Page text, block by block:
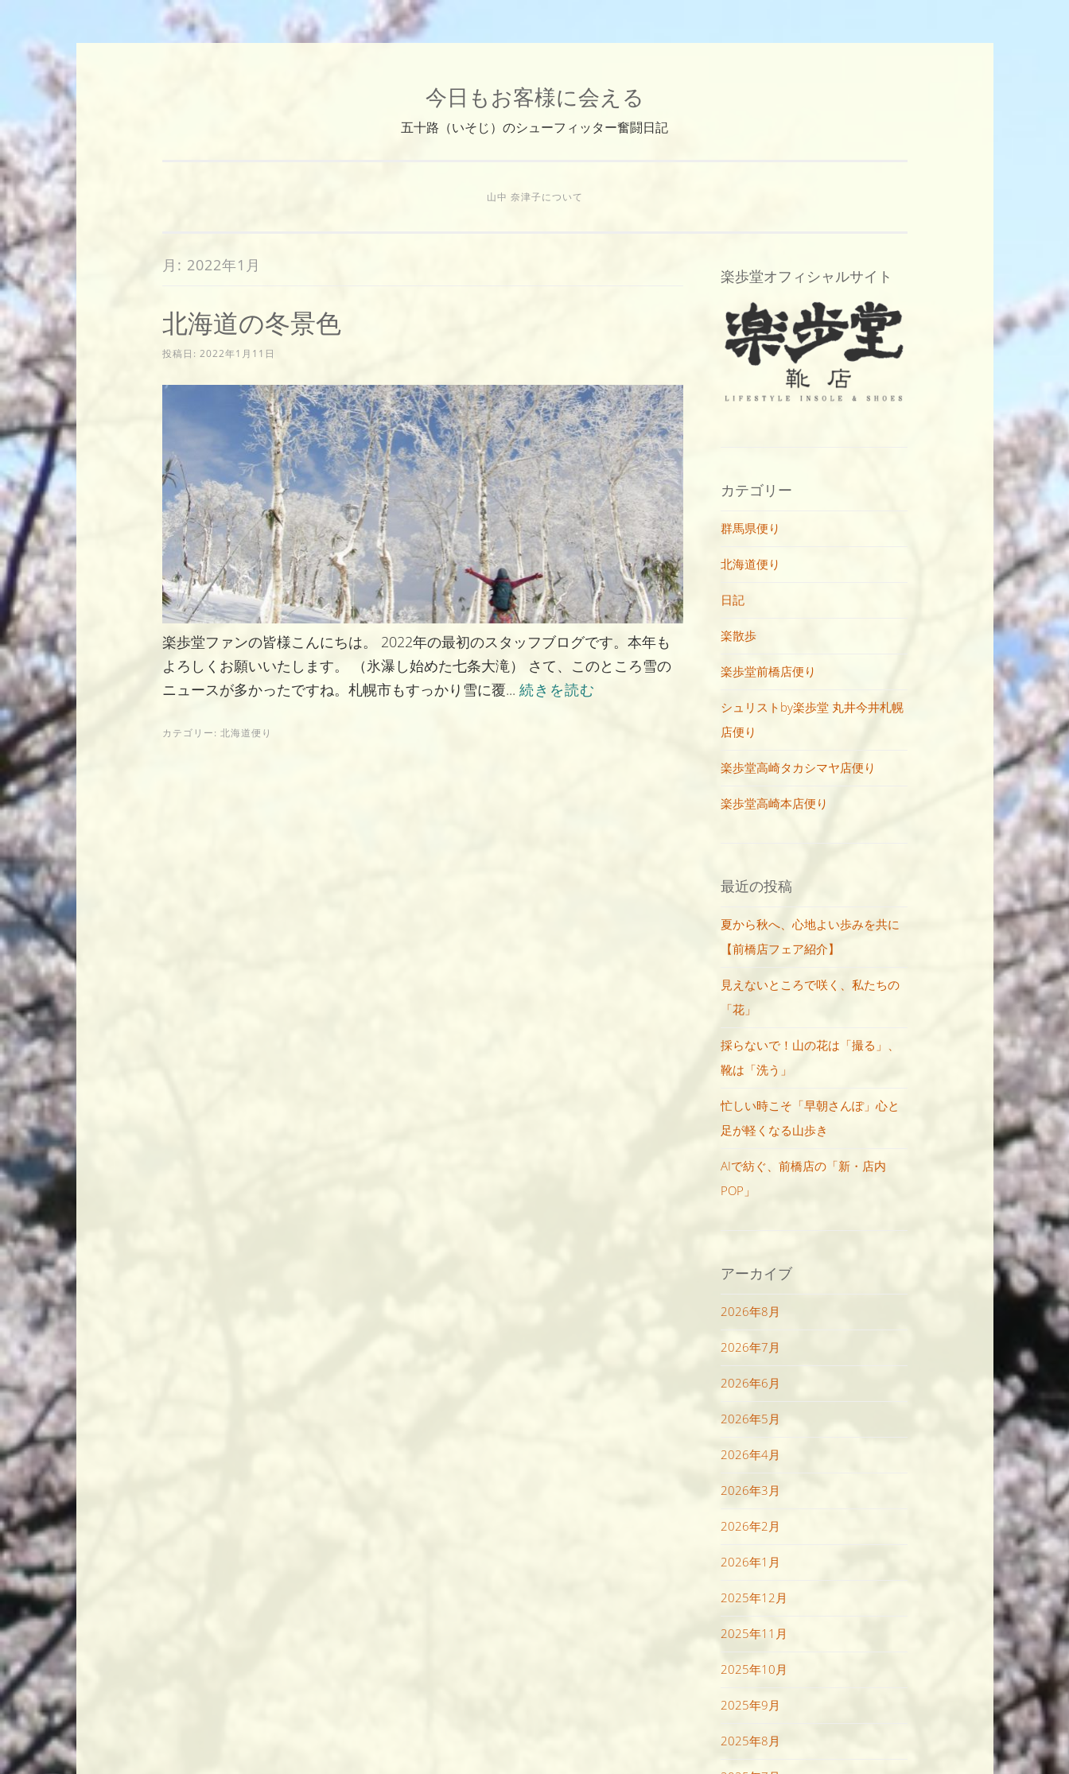
ッ
今日もお客様に会える
五十路（いそじ）のシューフィッター奮闘日記
山中 奈津子について
月: 2022年1月
北海道の冬景色
投稿日: 2022年1月11日
楽歩堂ファンの皆様こんにちは。 2022年の最初のスタッフブログです。本年も
よろしくお願いいたします。 （氷瀑し始めた七条大滝） さて、このところ雪の
ニュースが多かったですね。札幌市もすっかり雪に覆... 続きを読む
カテゴリー: 北海道便り
楽歩堂オフィシャルサイト
カテゴリー
群馬県便り
北海道便り
日記
楽散歩
楽歩堂前橋店便り
シュリストby楽歩堂 丸井今井札幌
店便り
楽歩堂高崎タカシマヤ店便り
楽歩堂高崎本店便り
最近の投稿
夏から秋へ、心地よい歩みを共に
【前橋店フェア紹介】
見えないところで咲く、私たちの
「花」
採らないで！山の花は「撮る」、
靴は「洗う」
忙しい時こそ「早朝さんぽ」心と
足が軽くなる山歩き
AIで紡ぐ、前橋店の「新・店内
POP」
アーカイブ
2026年8月
2026年7月
2026年6月
2026年5月
2026年4月
2026年3月
2026年2月
2026年1月
2025年12月
2025年11月
2025年10月
2025年9月
2025年8月